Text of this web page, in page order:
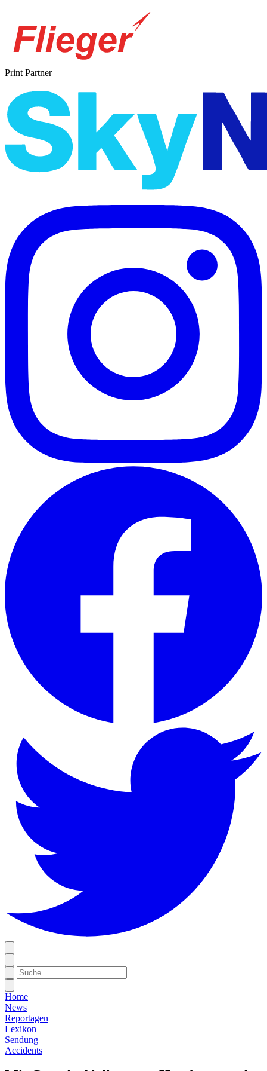
Print Partner
Home
News
Reportagen
Lexikon
Sendung
Accidents